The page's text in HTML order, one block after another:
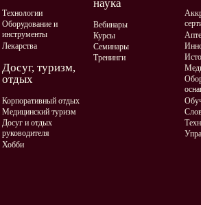
Технологии
Оборудование и
инструменты
Лекарства
наука
Вебинары
Курсы
Семинары
Тренинги
Досуг, туризм,
отдых
Корпоративный отдых
Медицинский туризм
Досуг и отдых
руководителя
Хобби